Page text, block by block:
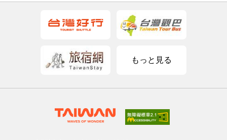
もっと見る